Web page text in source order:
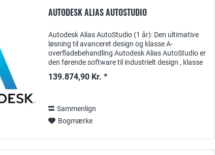
AUTODESK ALIAS AUTOSTUDIO
Autodesk Alias AutoStudio (1 år): Den ultimative
løsning til avanceret design og klasse A-
overfladebehandling Autodesk Alias AutoStudio er
den førende software til industrielt design , klasse
139.874,90 Kr. *
Sammenlign
Bogmærke